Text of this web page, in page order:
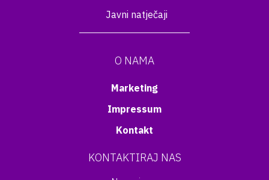
Javni natječaji
O NAMA
Marketing
Impressum
Kontakt
KONTAKTIRAJ NAS